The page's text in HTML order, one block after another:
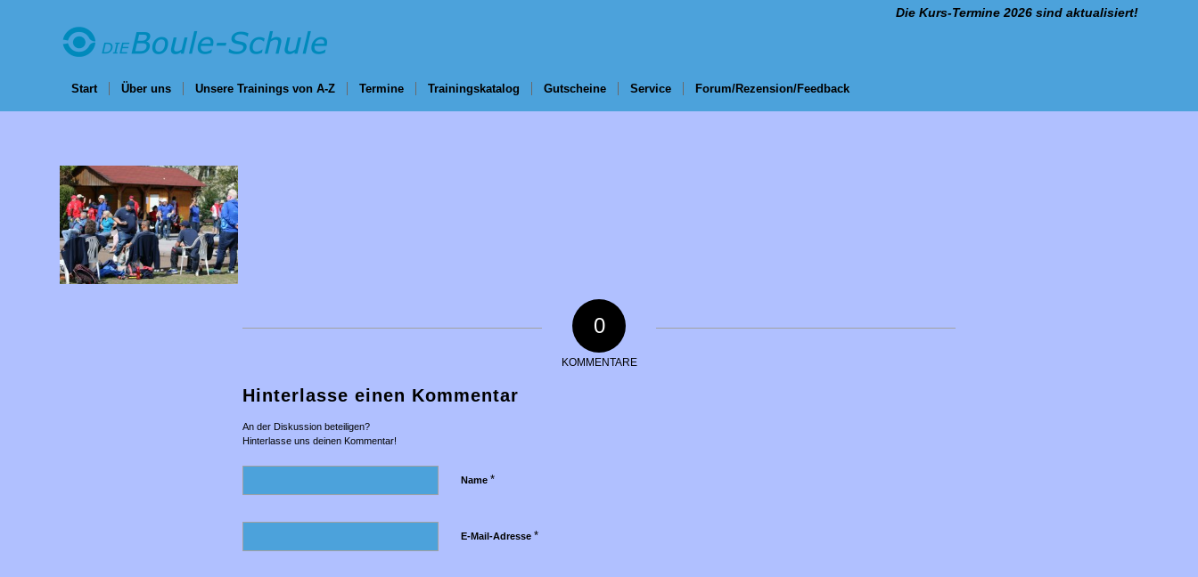
Die Kurs-Termine 2026 sind aktualisiert!
Start Über uns Unsere Trainings von A-Z Termine Trainingskatalog Gutscheine Service Forum/Rezension/Feedback
0
KOMMENTARE
Hinterlasse einen Kommentar
An der Diskussion beteiligen?
Hinterlasse uns deinen Kommentar!
Name *
E-Mail-Adresse *